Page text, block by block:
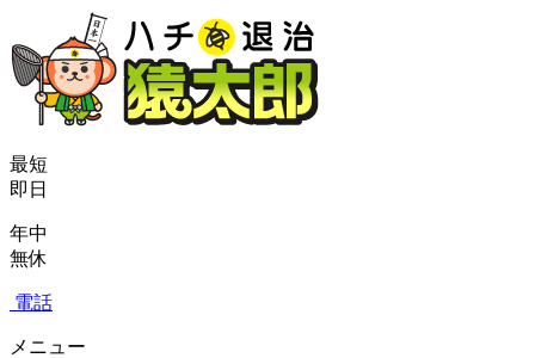
最短
即日
年中
無休
電話
メニュー